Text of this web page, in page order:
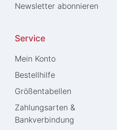
Newsletter abonnieren
Service
Mein Konto
Bestellhilfe
Größentabellen
Zahlungsarten &
Bankverbindung